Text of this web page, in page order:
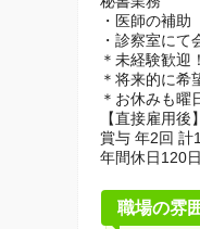
・医師の補助
・診察室にて
＊未経験歓迎
＊将来的に希
＊お休みも曜
【直接雇用後】
賞与 年2回 計
年間休日120日
職場の雰